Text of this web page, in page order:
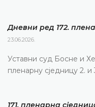
Дневни ред 172.
23.06.2026.
Уставни суд Босне и
пленарну сједницу 2. и
171. пленарна